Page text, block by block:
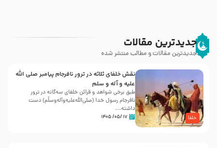
جدیدترین مقالات
جدیدترین مقالات و مطالب منتشر شده
خلفا
نقش خلفای ثلاثه در ترور نافرجام پیامبر صلی الله
علیه و آله و سلم
طبق برخی شواهد و قرائن خلفای سه‌گانه در ترور
نافرجام رسول خدا (صلی‌الله‌علیه‌و‌آله‌وسلّم) دست
داشته‌...
۱۷ /۰۵/ ۱۴۰۵